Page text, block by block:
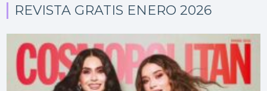
REVISTA GRATIS ENERO 2026